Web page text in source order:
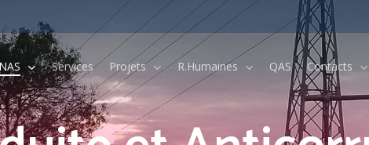
Services Projets R.Humaines QAS Contacts